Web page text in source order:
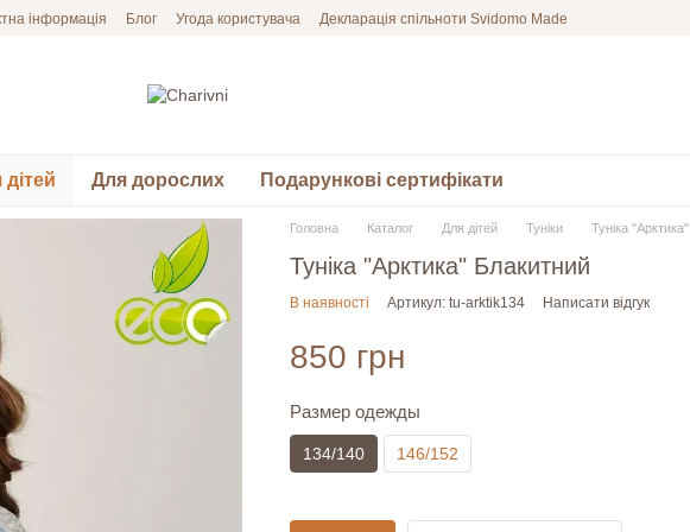
інформація Блог Угода користувача Декларація спільноти Svidomo Made
Для дорослих Подарункові сертифікати
Головна Каталог Для дітей Туніки Туніка "Арктика"
Туніка "Арктика" Блакитний
В наявності Артикул: tu-arktik134 Написати відгук
850 грн
Размер одежды
134/140 146/152